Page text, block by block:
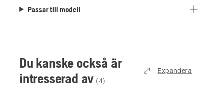
Passar till modell
Du kanske också är
intresserad av (4)
Expandera